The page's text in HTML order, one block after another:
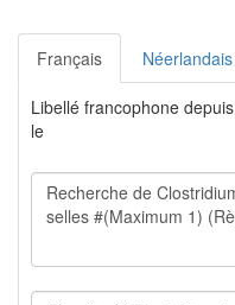
Français Néerlandais
Libellé francophone depuis
le